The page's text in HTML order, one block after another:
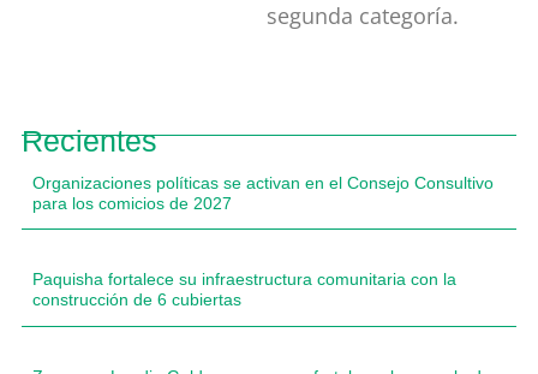
segunda categoría.
Recientes
Organizaciones políticas se activan en el Consejo Consultivo
para los comicios de 2027
Paquisha fortalece su infraestructura comunitaria con la
construcción de 6 cubiertas